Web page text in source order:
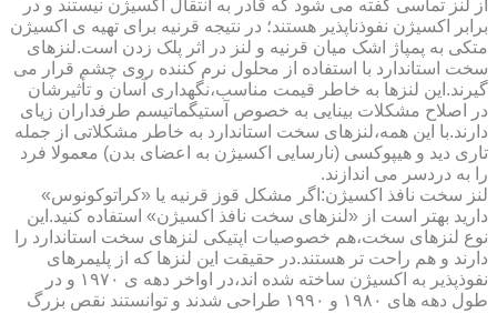
از لنز تماسی گفته می شود که قادر به انتقال اکسیژن نیستند و در
برابر اکسیژن نفوذناپذیر هستند؛ در نتیجه قرنیه برای تهیه ی اکسیژن
متکی به پمپاژ اشک میان قرنیه و لنز در اثر پلک زدن است.لنزهای
سخت استاندارد با استفاده از محلول نرم کننده روی چشم قرار می
گیرند.این لنزها به خاطر قیمت مناسب،نگهداری آسان و تأثیرشان
در اصلاح مشکلات بینایی به خصوص آستیگماتیسم طرفداران زیای
دارند.با این همه،لنزهای سخت استاندارد به خاطر مشکلاتی از جمله
تاری دید و هیپوکسی (نارسایی اکسیژن به اعضای بدن) معمولا فرد
را به دردسر می اندازند.
لنز سخت نافذ اکسیژن:اگر مشکل قوز قرنیه یا «کراتوکونوس»
دارید بهتر است از «لنزهای سخت نافذ اکسیژن» استفاده کنید.این
نوع لنزهای سخت،هم خصوصیات اپتیکی لنزهای سخت استاندارد را
دارند و هم راحت تر هستند.در حقیقت این لنزها که از پلیمرهای
نفوذپذیر به اکسیژن ساخته شده اند،در اواخر دهه ی ۱۹۷۰ و در
طول دهه های ۱۹۸۰ و ۱۹۹۰ طراحی شدند و توانستند نقص بزرگ